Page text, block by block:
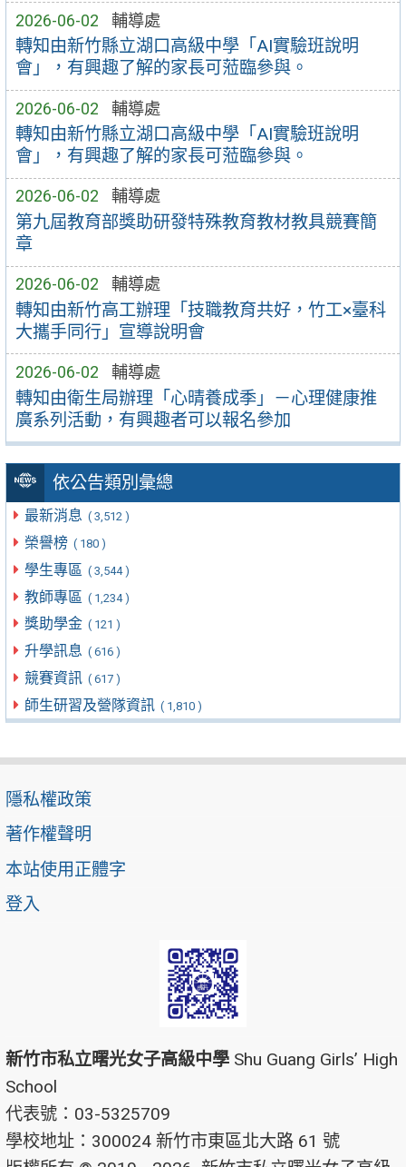
2026-06-02 輔導處
轉知由新竹縣立湖口高級中學「AI實驗班說明
會」，有興趣了解的家長可蒞臨參與。
2026-06-02 輔導處
轉知由新竹縣立湖口高級中學「AI實驗班說明
會」，有興趣了解的家長可蒞臨參與。
2026-06-02 輔導處
第九屆教育部獎助研發特殊教育教材教具競賽簡
章
2026-06-02 輔導處
轉知由新竹高工辦理「技職教育共好，竹工×臺科
大攜手同行」宣導說明會
2026-06-02 輔導處
轉知由衛生局辦理「心晴養成季」－心理健康推
廣系列活動，有興趣者可以報名參加
依公告類別彙總
最新消息 ( 3,512 )
榮譽榜 ( 180 )
學生專區 ( 3,544 )
教師專區 ( 1,234 )
獎助學金 ( 121 )
升學訊息 ( 616 )
競賽資訊 ( 617 )
師生研習及營隊資訊 ( 1,810 )
隱私權政策
著作權聲明
本站使用正體字
登入
新竹市私立曙光女子高級中學 Shu Guang Girls’ High
School
代表號：03-5325709
學校地址：300024 新竹市東區北大路 61 號